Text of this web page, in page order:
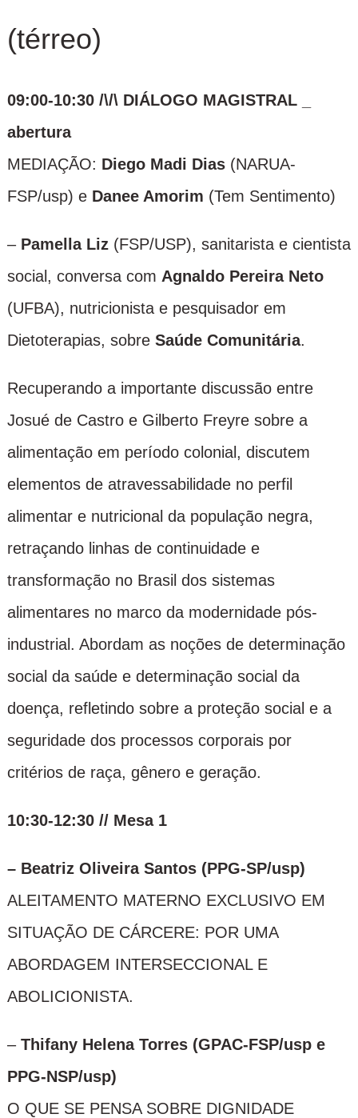
(térreo)
09:00-10:30 /\/\ DIÁLOGO MAGISTRAL _
abertura
MEDIAÇÃO: Diego Madi Dias(NARUA-
FSP/usp) e Danee Amorim (Tem Sentimento)
– Pamella Liz(FSP/USP), sanitarista e cientista
social, conversa com Agnaldo Pereira Neto
(UFBA), nutricionista e pesquisador em
Dietoterapias, sobre Saúde Comunitária.
Recuperando a importante discussão entre
Josué de Castro e Gilberto Freyre sobre a
alimentação em período colonial, discutem
elementos de atravessabilidade no perfil
alimentar e nutricional da população negra,
retraçando linhas de continuidade e
transformação no Brasil dos sistemas
alimentares no marco da modernidade pós-
industrial. Abordam as noções de determinação
social da saúde e determinação social da
doença, refletindo sobre a proteção social e a
seguridade dos processos corporais por
critérios de raça, gênero e geração.
10:30-12:30 // Mesa 1
– Beatriz Oliveira Santos (PPG-SP/usp)
ALEITAMENTO MATERNO EXCLUSIVO EM
SITUAÇÃO DE CÁRCERE: POR UMA
ABORDAGEM INTERSECCIONAL E
ABOLICIONISTA.
– Thifany Helena Torres (GPAC-FSP/usp e
PPG-NSP/usp)
O QUE SE PENSA SOBRE DIGNIDADE